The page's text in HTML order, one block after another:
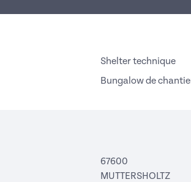
Shelter technique
Bungalow de
67600
MUTTERSHOLTZ